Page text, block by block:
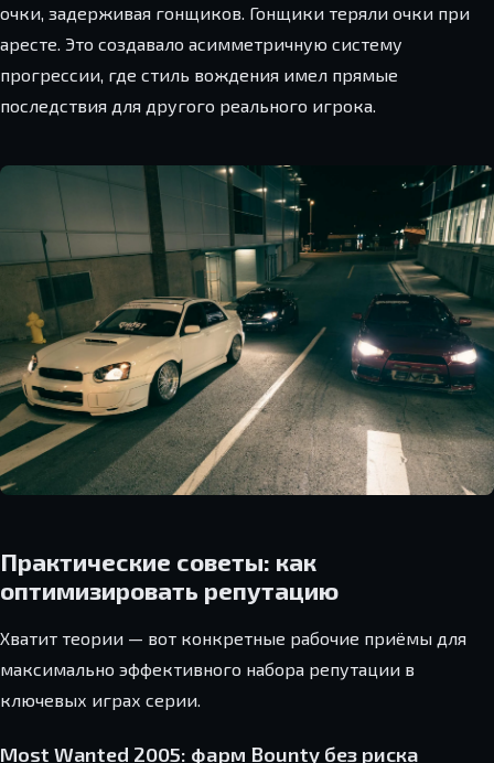
очки, задерживая гонщиков. Гонщики теряли очки при
аресте. Это создавало асимметричную систему
прогрессии, где стиль вождения имел прямые
последствия для другого реального игрока.
Практические советы: как
оптимизировать репутацию
Хватит теории — вот конкретные рабочие приёмы для
максимально эффективного набора репутации в
ключевых играх серии.
Most Wanted 2005: фарм Bounty без риска